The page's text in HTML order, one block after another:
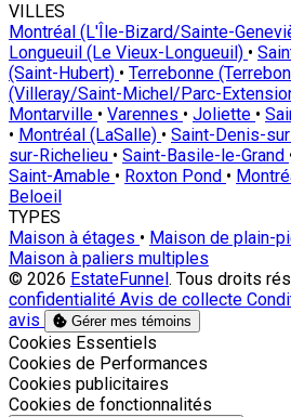
VILLES
Montréal (L'Île-Bizard/Sainte-
Longueuil (Le Vieux-Longueuil) •
(Saint-Hubert) • Terrebonne
(Villeray/Saint-Michel/Parc-
Montarville • Varennes • Joliette •
• Montréal (LaSalle) • Saint-Denis-
sur-Richelieu • Saint-Basile-le-Grand
Saint-Amable • Roxton Pond •
Beloeil
TYPES
Maison à étages • Maison de plain-
Maison à paliers multiples
© 2026 EstateFunnel. Tous droits
confidentialité Avis de collecte
avis
Gérer mes témoins
Activer
Cookies Essentiels
Activer
Cookies de Performances
Activer
Cookies publicitaires
Activer
Cookies de fonctionnalités